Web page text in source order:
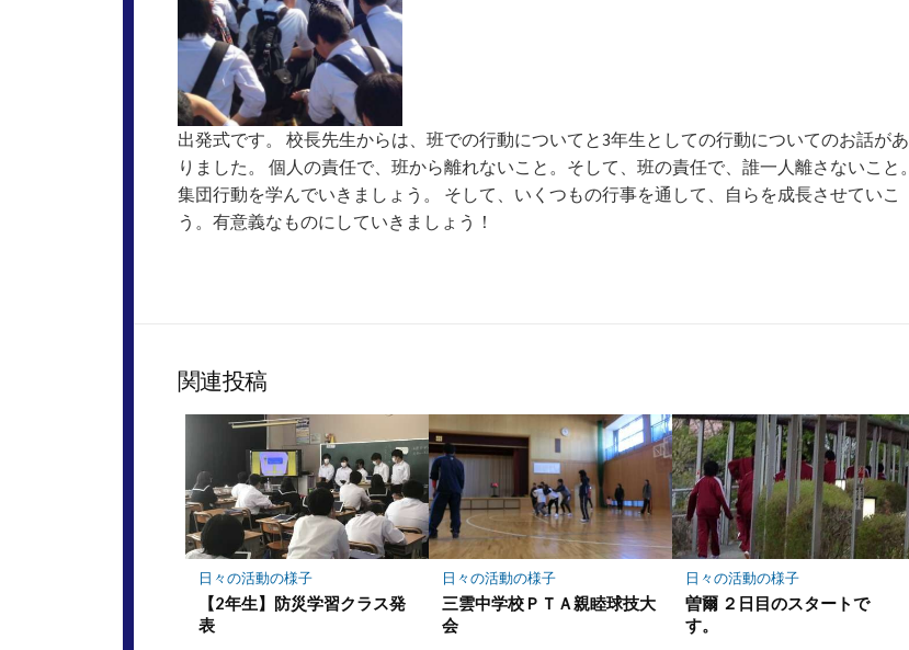
出発式です。 校長先生からは、班での行動についてと3年生としての行動についてのお話があ
りました。 個人の責任で、班から離れないこと。そして、班の責任で、誰一人離さないこと。
集団行動を学んでいきましょう。 そして、いくつもの行事を通して、自らを成長させていこ
う。有意義なものにしていきましょう！
関連投稿
日々の活動の様子
【2年生】防災学習クラス発
表
日々の活動の様子
三雲中学校ＰＴＡ親睦球技大
会
日々の活動の様子
曽爾 ２日目のスタートで
す。